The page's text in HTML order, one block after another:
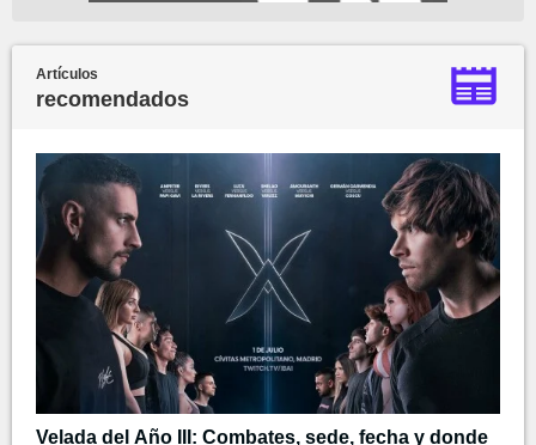
Artículos
recomendados
Velada del Año III: Combates, sede, fecha y donde